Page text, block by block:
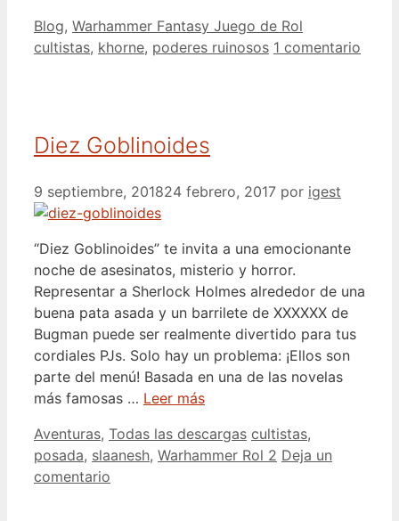
Categorías
Blog, Warhammer Fantasy Juego de Rol
cultistas, khorne, poderes ruinosos 1 comentario
Diez Goblinoides
9 septiembre, 201824 febrero, 2017 por igest
“Diez Goblinoides” te invita a una emocionante
noche de asesinatos, misterio y horror.
Representar a Sherlock Holmes alrededor de una
buena pata asada y un barrilete de XXXXXX de
Bugman puede ser realmente divertido para tus
cordiales PJs. Solo hay un problema: ¡Ellos son
parte del menú! Basada en una de las novelas
más famosas … Leer más
Categorías
Aventuras, Todas las descargas Etiquetas
cultistas,
posada, slaanesh, Warhammer Rol 2 Deja un
comentario